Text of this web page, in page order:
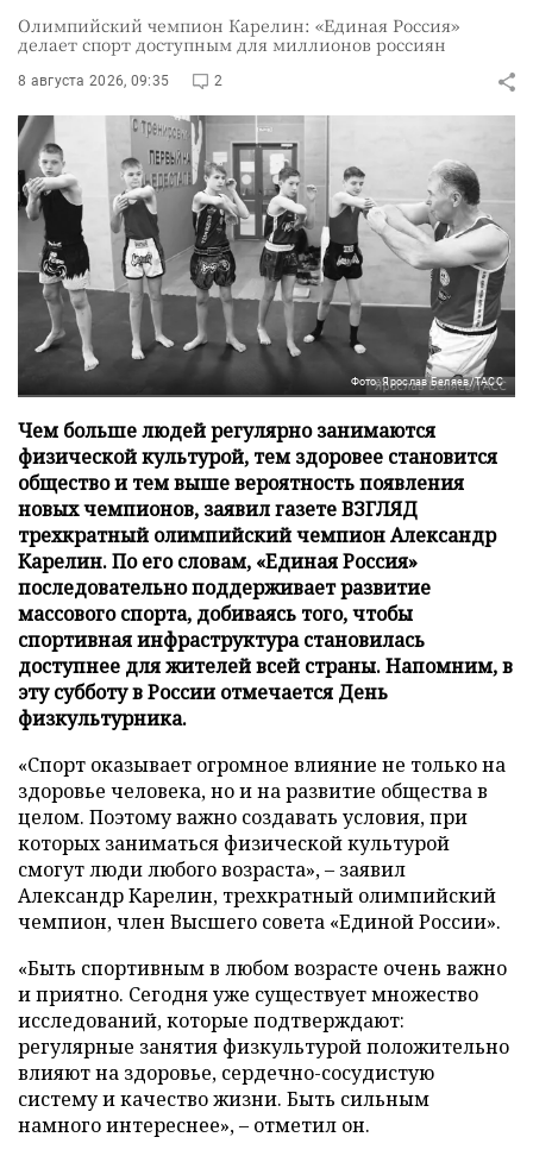
Олимпийский чемпион Карелин: «Единая Россия»
делает спорт доступным для миллионов россиян
8 августа 2026, 09:35 2
Фото: Ярослав Беляев/ТАСС
Чем больше людей регулярно занимаются
физической культурой, тем здоровее становится
общество и тем выше вероятность появления
новых чемпионов, заявил газете ВЗГЛЯД
трехкратный олимпийский чемпион Александр
Карелин. По его словам, «Единая Россия»
последовательно поддерживает развитие
массового спорта, добиваясь того, чтобы
спортивная инфраструктура становилась
доступнее для жителей всей страны. Напомним, в
эту субботу в России отмечается День
физкультурника.
«Спорт оказывает огромное влияние не только на
здоровье человека, но и на развитие общества в
целом. Поэтому важно создавать условия, при
которых заниматься физической культурой
смогут люди любого возраста», – заявил
Александр Карелин, трехкратный олимпийский
чемпион, член Высшего совета «Единой России».
«Быть спортивным в любом возрасте очень важно
и приятно. Сегодня уже существует множество
исследований, которые подтверждают:
регулярные занятия физкультурой положительно
влияют на здоровье, сердечно-сосудистую
систему и качество жизни. Быть сильным
намного интереснее», – отметил он.